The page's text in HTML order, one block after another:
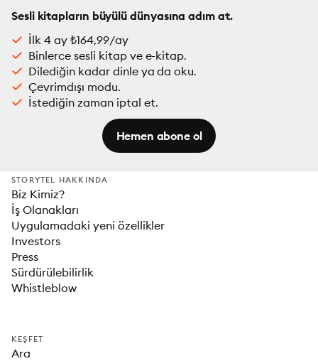
Sesli kitapların büyülü dünyasına adım at.
İlk 4 ay ₺164,99/ay
Binlerce sesli kitap ve e-kitap.
Dilediğin kadar dinle ya da oku.
Çevrimdışı modu.
İstediğin zaman iptal et.
Hemen abone ol
STORYTEL HAKKINDA
Biz Kimiz?
İş Olanakları
Uygulamadaki yeni özellikler
Investors
Press
Sürdürülebilirlik
Whistleblow
KEŞFET
Ara